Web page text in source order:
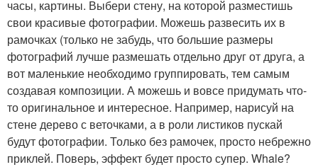
часы, картины. Выбери стену, на которой разместишь
свои красивые фотографии. Можешь развесить их в
рамочках (только не забудь, что большие размеры
фотографий лучше размешать отдельно друг от друга, а
вот маленькие необходимо группировать, тем самым
создавая композиции. А можешь и вовсе придумать что-
то оригинальное и интересное. Например, нарисуй на
стене дерево с веточками, а в роли листиков пускай
будут фотографии. Только без рамочек, просто небрежно
приклей. Поверь, эффект будет просто супер. Whale?